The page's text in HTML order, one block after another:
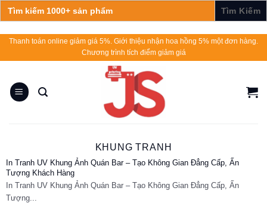
Search
for:
Skip
Thanh toán online giảm giá 5%. Giới thiệu nhận hoa hồng 5% một đơn hàng.
Chương trình tích điểm giảm giá
KHUNG TRANH
In Tranh UV Khung Ảnh Quán Bar – Tạo Không Gian Đẳng Cấp, Ấn
Tượng Khách Hàng
In Tranh UV Khung Ảnh Quán Bar – Tạo Không Gian Đẳng Cấp, Ấn
Tượng...